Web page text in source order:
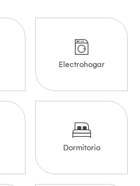
Electrohogar
Dormitorio